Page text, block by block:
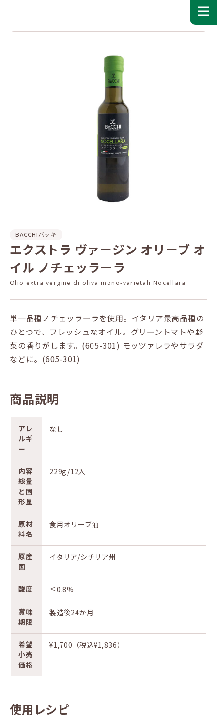
BACCHIバッキ
エクストラ ヴァージン オリーブ オ
イル ノチェッラーラ
Olio extra vergine di oliva mono-varietali Nocellara
単一品種ノチェッラーラを使用。イタリア最高品種の
ひとつで、フレッシュなオイル。グリーントマトや野
菜の香りがします。(605-301) モッツァレラやサラダ
などに。(605-301)
商品説明
アレ
ルギ
ー
なし
内容
総量
と固
形量
229g/12入
原材
料名
食用オリーブ油
原産
国
イタリア/シチリア州
酸度 ≤0.8%
賞味
期限
製造後24か月
希望
小売
価格
¥1,700（税込¥1,836）
使用レシピ